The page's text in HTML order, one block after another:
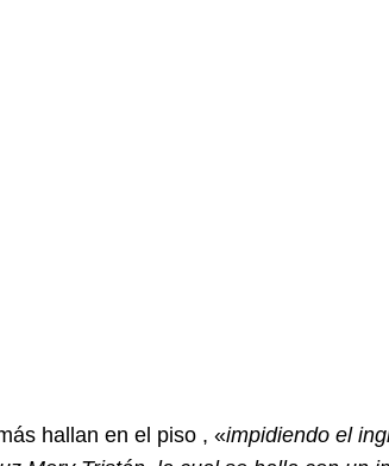
hallan en el piso , «impidiendo el